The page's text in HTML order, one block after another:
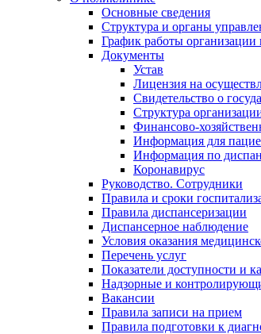
Основные сведения
Структура и органы
График работы организации
Документы
Устав
Лицензия на
Свидетельство о
Структура
Финансово-
Информация для
Информация по
Коронавирус
Руководство. Сотрудники
Правила и сроки
Правила диспансеризации
Диспансерное наблюдение
Условия оказания
Перечень услуг
Показатели доступности и
Надзорные и
Вакансии
Правила записи на прием
Правила подготовки к